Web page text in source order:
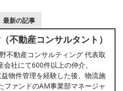
最新の記事
不動産コンサルタント）
不動産コンサルティング 代表取
社にて600件以上の仲介、
物件管理を経験した後、物流施
ファンドのAM事業部マネージャ